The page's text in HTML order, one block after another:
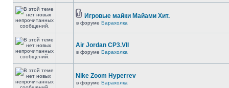
Игровые майки Майами Хит.
в форуме Барахолка
Air Jordan CP3.VII
в форуме Барахолка
Nike Zoom Hyperrev
в форуме Барахолка